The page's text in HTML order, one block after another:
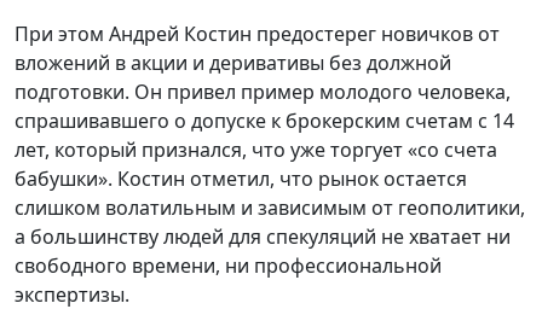
При этом Андрей Костин предостерег новичков от
вложений в акции и деривативы без должной
подготовки. Он привел пример молодого человека,
спрашивавшего о допуске к брокерским счетам с 14
лет, который признался, что уже торгует «со счета
бабушки». Костин отметил, что рынок остается
слишком волатильным и зависимым от геополитики,
а большинству людей для спекуляций не хватает ни
свободного времени, ни профессиональной
экспертизы.